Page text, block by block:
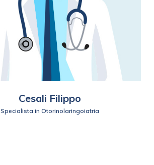
Cesali Filippo
Specialista in Otorinolaringoiatria